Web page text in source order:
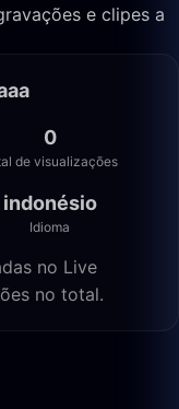
e clipes a
0
de visualizações
indonésio
Idioma
no Live
no total.